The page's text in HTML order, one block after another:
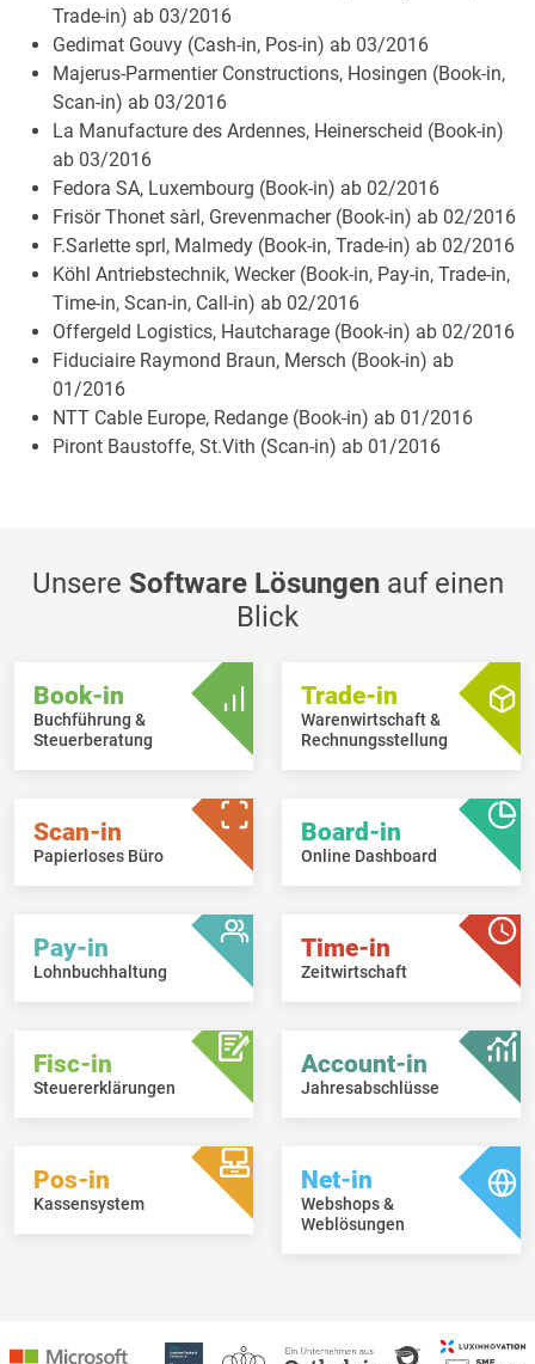
Trade-in) ab 03/2016
Gedimat Gouvy (Cash-in, Pos-in) ab 03/2016
Majerus-Parmentier Constructions, Hosingen (Book-in,
Scan-in) ab 03/2016
La Manufacture des Ardennes, Heinerscheid (Book-in)
ab 03/2016
Fedora SA, Luxembourg (Book-in) ab 02/2016
Frisör Thonet sàrl, Grevenmacher (Book-in) ab 02/2016
F.Sarlette sprl, Malmedy (Book-in, Trade-in) ab 02/2016
Köhl Antriebstechnik, Wecker (Book-in, Pay-in, Trade-in,
Time-in, Scan-in, Call-in) ab 02/2016
Offergeld Logistics, Hautcharage (Book-in) ab 02/2016
Fiduciaire Raymond Braun, Mersch (Book-in) ab
01/2016
NTT Cable Europe, Redange (Book-in) ab 01/2016
Piront Baustoffe, St.Vith (Scan-in) ab 01/2016
Unsere Software Lösungenauf einen
Blick
Book-in
Buchführung &
Steuerberatung
Trade-in
Warenwirtschaft &
Rechnungsstellung
Scan-in
Papierloses Büro
Board-in
Online Dashboard
Pay-in
Lohnbuchhaltung
Time-in
Zeitwirtschaft
Fisc-in
Steuererklärungen
Account-in
Jahresabschlüsse
Pos-in
Kassensystem
Net-in
Webshops &
Weblösungen